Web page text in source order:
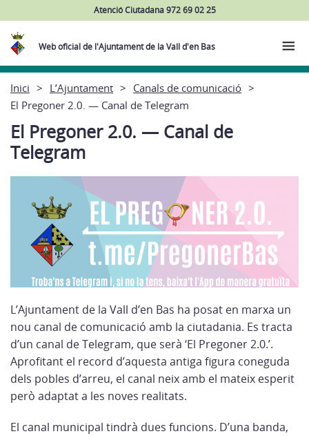
Atenció Ciutadana 972 69 02 25
Web oficial de l'Ajuntament de la Vall d'en Bas
Inici L’Ajuntament
Canals de comunicació
El Pregoner 2.0. — Canal de Telegram
El Pregoner 2.0. — Canal de
Telegram
L’Ajuntament de la Vall d’en Bas ha posat en marxa un
nou canal de comunicació amb la ciutadania. Es tracta
d’un canal de Telegram, que serà ‘El Pregoner 2.0.’.
Aprofitant el record d’aquesta antiga figura coneguda
dels pobles d’arreu, el canal neix amb el mateix esperit
però adaptat a les noves realitats.
El canal municipal tindrà dues funcions. D’una banda,